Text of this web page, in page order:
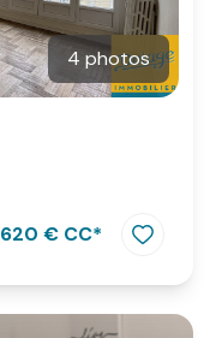
4 photos
620 € CC*